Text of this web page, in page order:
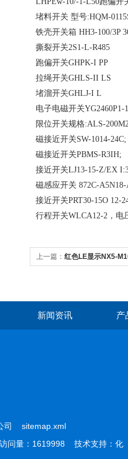
堵料开关 型号:HQM-
铁壳开关箱 HH3-100/3P
撕裂开关2S1-L-R485
跑偏开关GHPK-I PP
拉绳开关GHLS-II LS
堵溜开关GHLJ-I L
电子电磁开关YG2460P1-
限位开关规格:ALS-
磁接近开关SW-1014-24C;
磁接近开关PBMS-R3IH;
接近开关LJ13-15-Z/EX
磁感应开关 872C-A5N18-
接近开关PRT30-15O 12-
行程开关WLCA12-2，电
上一篇： 红色LE显示NX5-
新闻资讯 产
司 sitemap.xml
问量：1619998 技术支持： 化